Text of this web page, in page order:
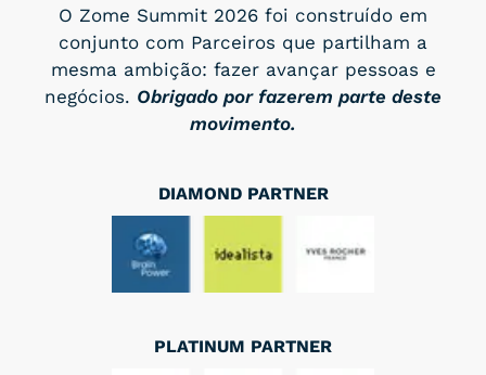
O Zome Summit 2026 foi construído em
conjunto com Parceiros que partilham a
mesma ambição: fazer avançar pessoas e
negócios. Obrigado por fazerem parte deste
movimento.
DIAMOND PARTNER
PLATINUM PARTNER